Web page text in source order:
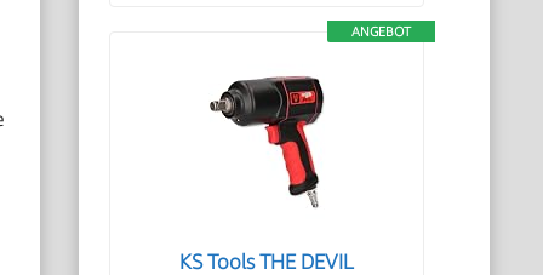
ANGEBOT
KS Tools THE DEVIL